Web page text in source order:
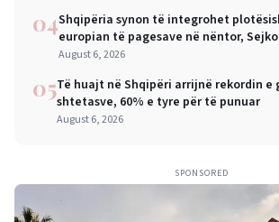
04Shqipëria synon të integrohet
europian të pagesave në nëntor,
mëdha për qytetarët dhe bizneset
August 6, 2026
05Të huajt në Shqipëri arrijnë rekordin e
shtetasve, 60% e tyre për të punuar
August 6, 2026
SPONSORED